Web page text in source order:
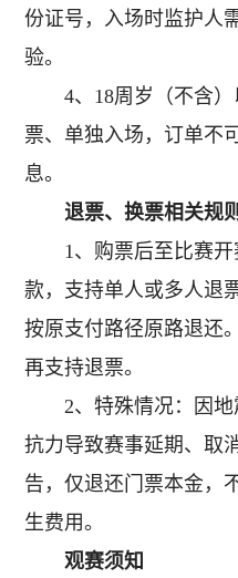
份证号，入场时监护人
验。
4、18周岁（不含）
票、单独入场，订单不
息。
退票、换票相关规
1、购票后至比赛开
款，支持单人或多人退
按原支付路径原路退还
再支持退票。
2、特殊情况：因地
抗力导致赛事延期、取
告，仅退还门票本金，
生费用。
观赛须知